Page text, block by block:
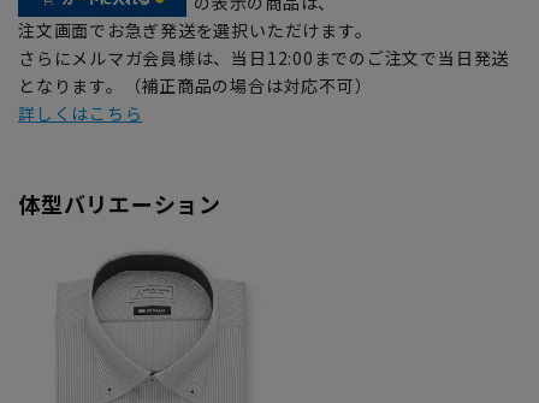
注文画面でお急ぎ発送を選択いただけます。
さらにメルマガ会員様は、当日12:00までのご注文で当日発送
となります。（補正商品の場合は対応不可）
詳しくはこちら
体型バリエーション